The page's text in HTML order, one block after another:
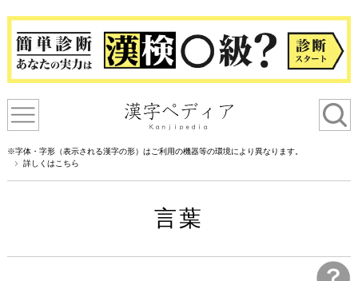
※字体・字形（表示される漢字の形）はご利用の機器等の環境により異なります。
詳しくはこちら
言葉